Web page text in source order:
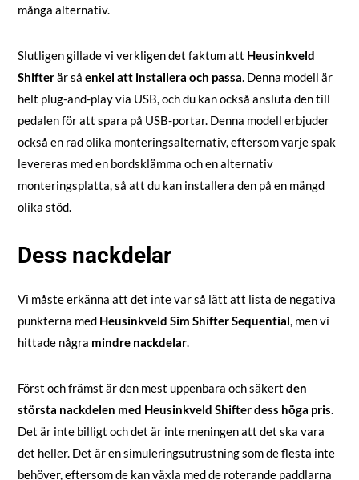
många alternativ.
Slutligen gillade vi verkligen det faktum att Heusinkveld
Shifterär så enkel att installera och passa. Denna modell är
helt plug-and-play via USB, och du kan också ansluta den till
pedalen för att spara på USB-portar. Denna modell erbjuder
också en rad olika monteringsalternativ, eftersom varje spak
levereras med en bordsklämma och en alternativ
monteringsplatta, så att du kan installera den på en mängd
olika stöd.
Dess nackdelar
Vi måste erkänna att det inte var så lätt att lista de negativa
punkterna med Heusinkveld Sim Shifter Sequential, men vi
hittade några mindre nackdelar.
Först och främst är den mest uppenbara och säkert den
största nackdelen med Heusinkveld Shifter dess höga pris.
Det är inte billigt och det är inte meningen att det ska vara
det heller. Det är en simuleringsutrustning som de flesta inte
behöver, eftersom de kan växla med de roterande paddlarna